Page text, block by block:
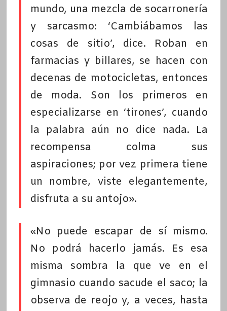
mundo, una mezcla de socarronería
y sarcasmo: ‘Cambiábamos las
cosas de sitio’, dice. Roban en
farmacias y billares, se hacen con
decenas de motocicletas, entonces
de moda. Son los primeros en
especializarse en ‘tirones’, cuando
la palabra aún no dice nada. La
recompensa colma sus
aspiraciones; por vez primera tiene
un nombre, viste elegantemente,
disfruta a su antojo».
«No puede escapar de sí mismo.
No podrá hacerlo jamás. Es esa
misma sombra la que ve en el
gimnasio cuando sacude el saco; la
observa de reojo y, a veces, hasta